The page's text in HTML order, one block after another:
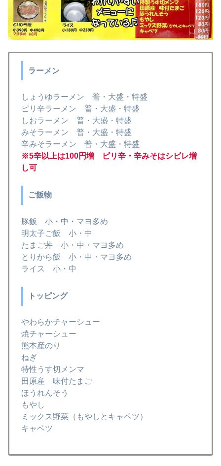
ラーメン
しょうゆラーメン 普・大盛・特盛
ピリ辛ラーメン 普・大盛・特盛
しおラーメン 普・大盛・特盛
みそラーメン 普・大盛・特盛
辛みそラーメン 普・大盛・特盛
※5辛以上は100円増 ピリ辛・辛みそはシビレ増
し可
ご飯物
豚飯 小・中・マヨ多め
明太子ご飯 小・中
たまご丼 小・中・マヨ多め
とりから飯 小・中・マヨ多め
ライス 小・中
トッピング
やわらかチャーシュー
焼チャーシュー
熊本産のり
ねぎ
特性うす切メンマ
田原産 味付たまご
ほうれんそう
もやし
ミックス野菜（もやしとキャベツ）
キャベツ